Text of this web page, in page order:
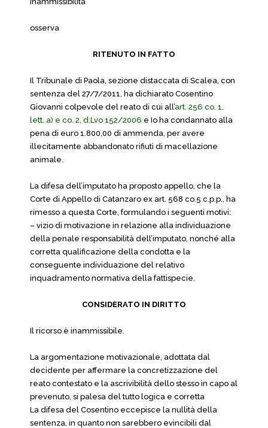
osserva
RITENUTO IN FATTO
Il Tribunale di Paola, sezione distaccata di Scalea, con
sentenza del 27/7/2011, ha dichiarato Cosentino
Giovanni colpevole del reato di cui all’art. 256 co. 1,
lett. a) e co. 2, d.Lvo 152/2006 e Io ha condannato alla
pena di euro 1.800,00 di ammenda, per avere
illecitamente abbandonato rifiuti di macellazione
animale.
La difesa dell’imputato ha proposto appello, che la
Corte di Appello di Catanzaro ex art. 568 co.5 c.p.p., ha
rimesso a questa Corte, formulando i seguenti motivi:
– vizio di motivazione in relazione alla individuazione
della penale responsabilità dell’imputato, nonché alla
corretta qualificazione della condotta e la
conseguente individuazione del relativo
inquadramento normativa della fattispecie.
CONSIDERATO IN DIRITTO
Il ricorso è inammissibile.
La argomentazione motivazionale, adottata dal
decidente per affermare la concretizzazione del
reato contestato e la ascrivibilità dello stesso in capo al
prevenuto, si palesa del tutto logica e corretta
La difesa del Cosentino eccepisce la nullità della
sentenza, in quanto non sarebbero evincibili dal